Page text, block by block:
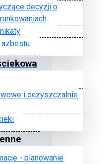
decyzji o
azbestu
i oczyszczalnie
- planowanie